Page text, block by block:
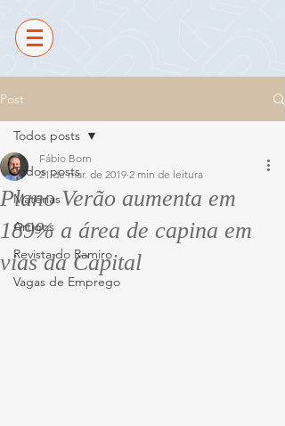
Post
Todos posts
Matérias
Artigos
Revista do Ramiro
Vagas de Emprego
Todos posts
Plano Verão aumenta em
189% a área de capina em
vias da Capital
Fábio Born
21 de mar. de 2019 2 min de leitura